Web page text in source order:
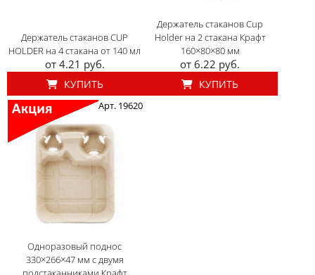
Держатель стаканов CUP
HOLDER на 4 стакана от 140 мл
от 4.21 руб.
КУПИТЬ
Держатель стаканов Cup
Holder на 2 стакана Крафт
160×80×80 мм
от 6.22 руб.
КУПИТЬ
Арт. 19620
Одноразовый поднос
330×266×47 мм с двумя